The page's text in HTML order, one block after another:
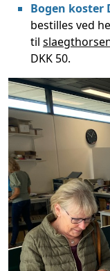
Bogen koster
bestilles ved
til
DKK 50.